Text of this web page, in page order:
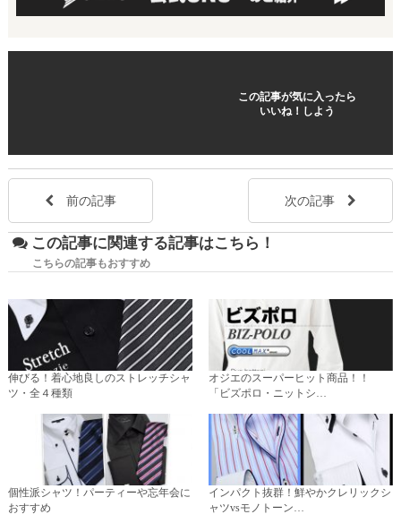
この記事が気に入ったら
いいね！しよう
前の記事 次の記事
この記事に関連する記事はこちら！
こちらの記事もおすすめ
伸びる！着心地良しのストレッチシャ
ツ・全４種類
オジエのスーパーヒット商品！！
「ビズポロ・ニットシ…
個性派シャツ！パーティーや忘年会に
おすすめ
インパクト抜群！鮮やかクレリックシ
ャツvsモノトーン…